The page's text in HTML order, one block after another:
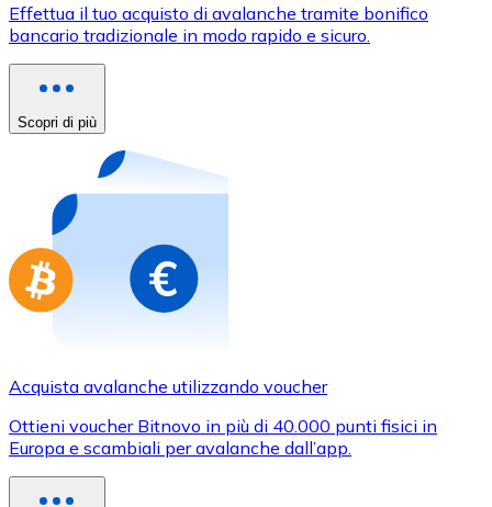
Usa le carte Visa e Mastercard per acquistare
Acquista con carta
Acquista gift card dei tuoi marchi preferiti con
Vai al negozio di carte regalo
Effettua il tuo acquisto di avalanche tramite bonifico
bancario tradizionale in modo rapido e sicuro.
Scopri di più
Acquista avalanche utilizzando voucher
Ottieni voucher Bitnovo in più di 40.000 punti fisici in
Europa e scambiali per avalanche dall’app.